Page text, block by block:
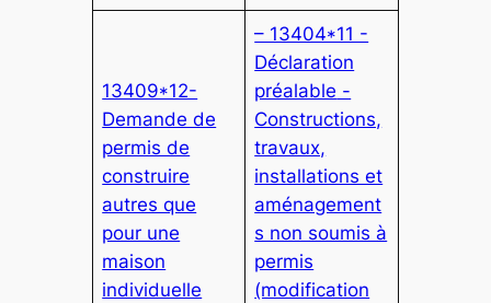
13409*12-
Demande de
permis de
construire
autres que
pour une
maison
individuelle
– 13404*11 -
Déclaration
préalable -
Constructions,
travaux,
installations et
aménagement
s non soumis à
permis
(modification